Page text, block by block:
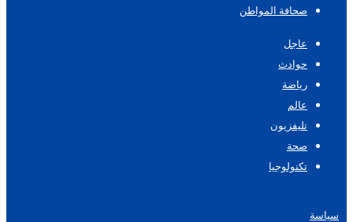
صحافة المواطن
عاجل
حوادث
رياضة
عالم
تليفزيون
صحة
تكنولوجيا
سياسة